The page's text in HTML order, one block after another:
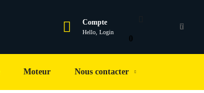
Compte
Hello, Login
0
0
Moteur Nous contacter